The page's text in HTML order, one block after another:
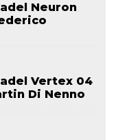
Neuron
Vertex 04
Di Nenno